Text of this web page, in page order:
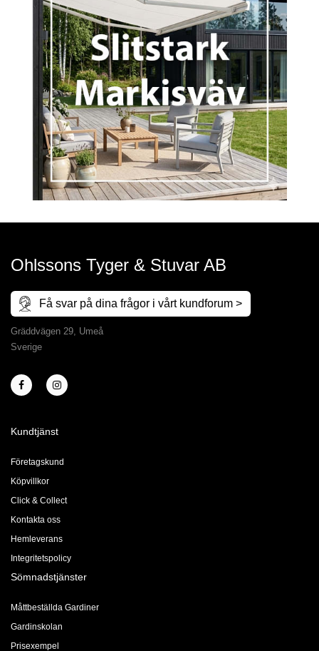
Ohlssons Tyger & Stuvar AB
Få svar på dina frågor i vårt kundforum >
Gräddvägen 29, Umeå
Sverige
Kundtjänst
Företagskund
Köpvillkor
Click & Collect
Kontakta oss
Hemleverans
Integritetspolicy
Sömnadstjänster
Måttbeställda Gardiner
Gardinskolan
Prisexempel